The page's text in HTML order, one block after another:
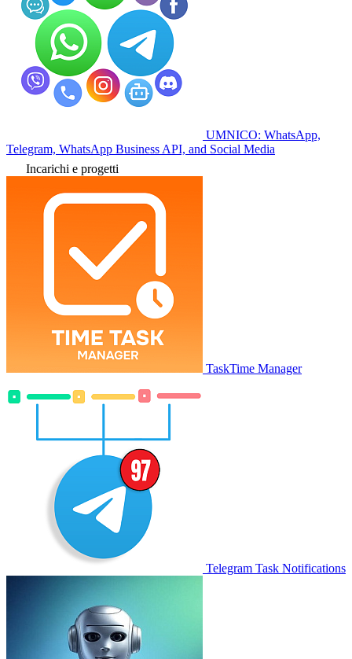
UMNICO: WhatsApp,
Telegram, WhatsApp Business API, and Social Media
Incarichi e progetti
TaskTime Manager
Telegram Task Notifications